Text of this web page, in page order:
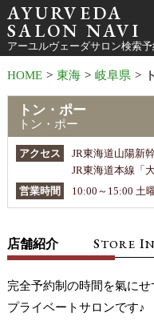
AYURVEDA
SALON NAVI
アーユルヴェーダサロン検索予
HOME > 東海 > 岐阜県 >
トン・ポー
トン・ポー
アクセス
JR東海道山陽新
JR東海道本線「
営業時間
10:00～15:00 土
店舗紹介 STORE I
完全予約制の時間を氣に
プライベートサロンです♪